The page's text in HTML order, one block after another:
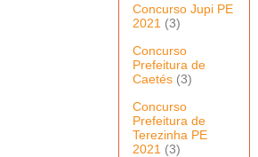
Concurso Jupi PE
2021 (3)
Concurso
Prefeitura de
Caetés (3)
Concurso
Prefeitura de
Terezinha PE
2021 (3)